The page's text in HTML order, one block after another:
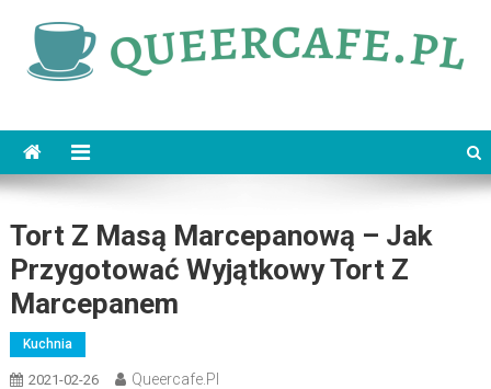
content
Tort Z Masą Marcepanową – Jak
Przygotować Wyjątkowy Tort Z
Marcepanem
Kuchnia
2021-02-26 Queercafe.pl